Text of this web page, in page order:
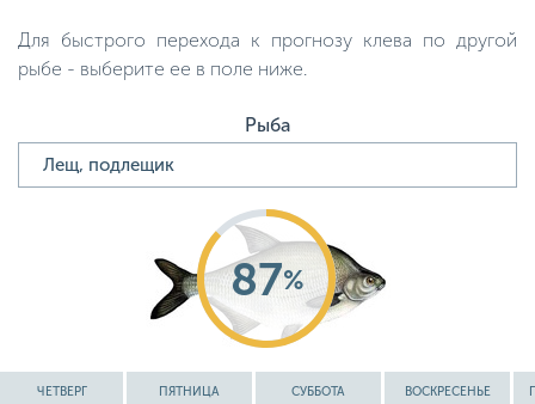
Для быстрого перехода к прогнозу клева по другой
рыбе - выберите ее в поле ниже.
Рыба
87%
ЧЕТВЕРГ ПЯТНИЦА СУББОТА ВОСКРЕСЕНЬЕ